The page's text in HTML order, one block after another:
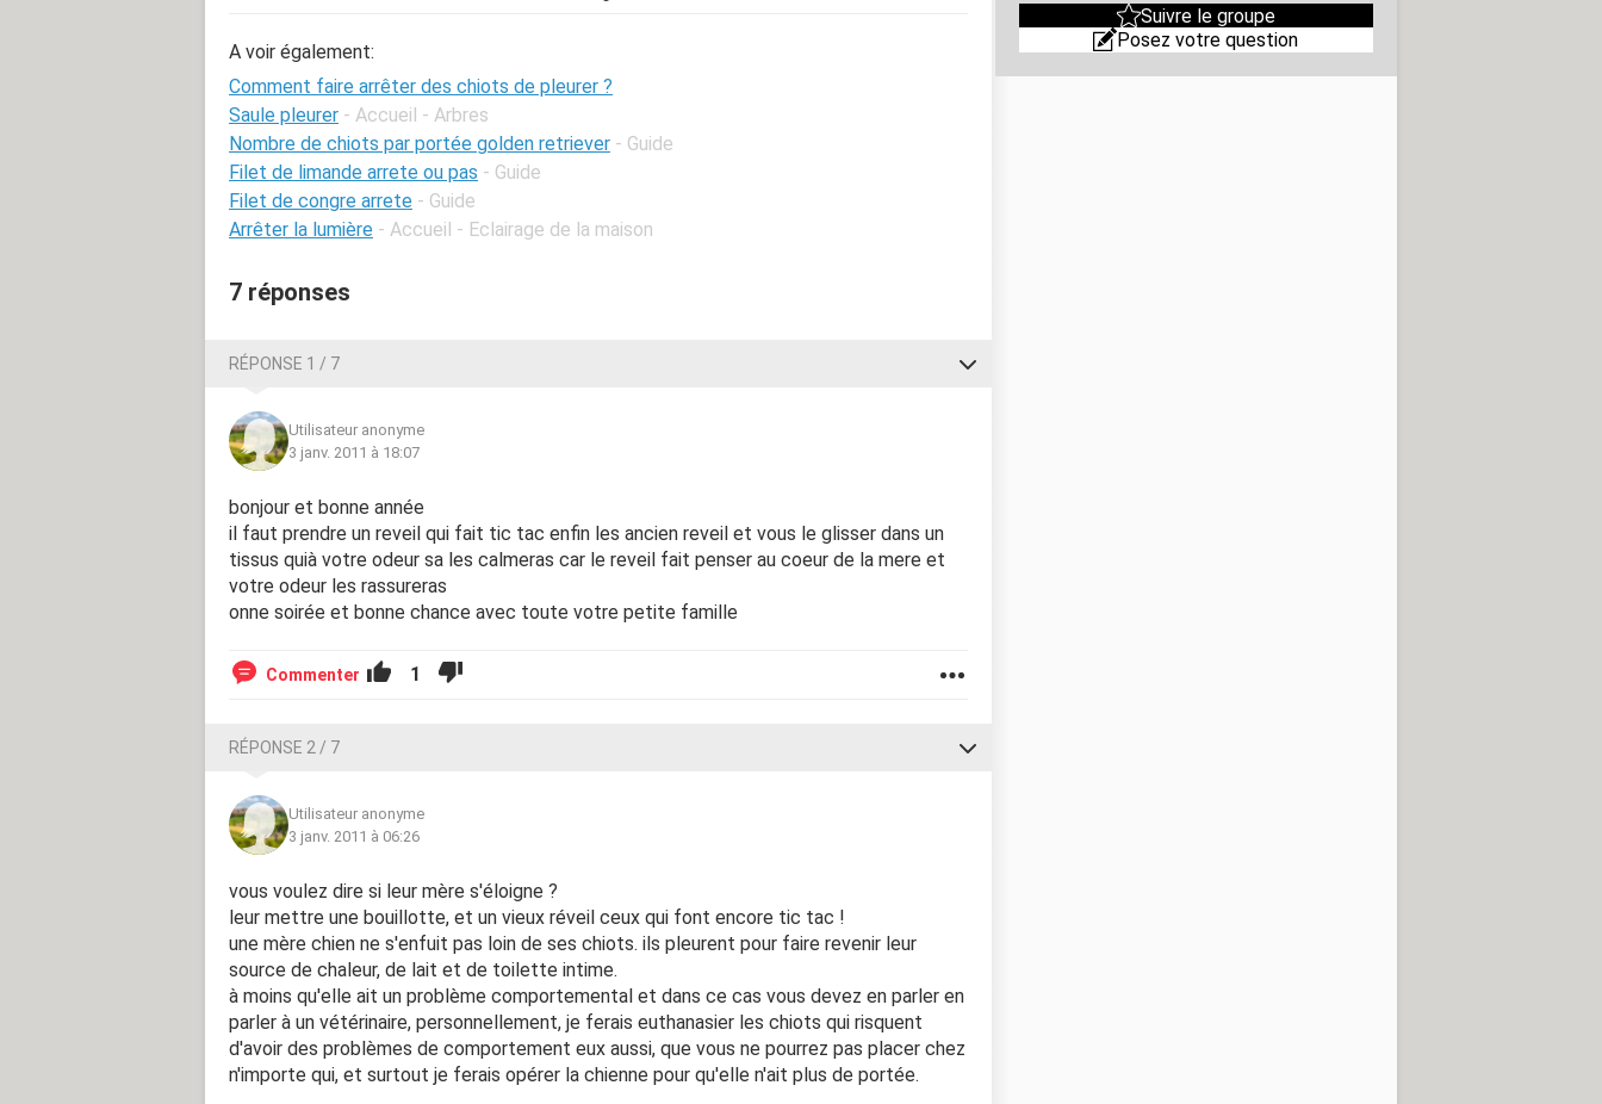
A voir également:
Comment faire arrêter des chiots de pleurer ?
Saule pleurer - Accueil - Arbres
Nombre de chiots par portée golden retriever - Guide
Filet de limande arrete ou pas - Guide
Filet de congre arrete - Guide
Arrêter la lumière - Accueil - Eclairage de la maison
7 réponses
RÉPONSE 1 / 7
Utilisateur anonyme
3 janv. 2011 à 18:07
bonjour et bonne année
il faut prendre un reveil qui fait tic tac enfin les ancien reveil et vous le glisser dans un
tissus quià votre odeur sa les calmeras car le reveil fait penser au coeur de la mere et
votre odeur les rassureras
onne soirée et bonne chance avec toute votre petite famille
Commenter 1
RÉPONSE 2 / 7
Utilisateur anonyme
3 janv. 2011 à 06:26
vous voulez dire si leur mère s'éloigne ?
leur mettre une bouillotte, et un vieux réveil ceux qui font encore tic tac !
une mère chien ne s'enfuit pas loin de ses chiots. ils pleurent pour faire revenir leur
source de chaleur, de lait et de toilette intime.
à moins qu'elle ait un problème comportemental et dans ce cas vous devez en parler en
parler à un vétérinaire, personnellement, je ferais euthanasier les chiots qui risquent
d'avoir des problèmes de comportement eux aussi, que vous ne pourrez pas placer chez
n'importe qui, et surtout je ferais opérer la chienne pour qu'elle n'ait plus de portée.
Suivre le groupe
Posez votre question